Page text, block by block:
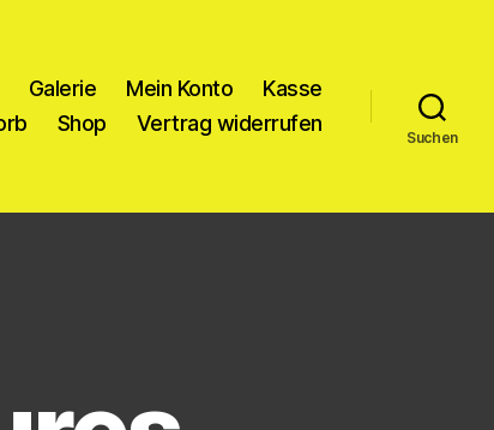
Galerie Mein Konto
Kasse
Shop Vertrag widerrufen
Suchen